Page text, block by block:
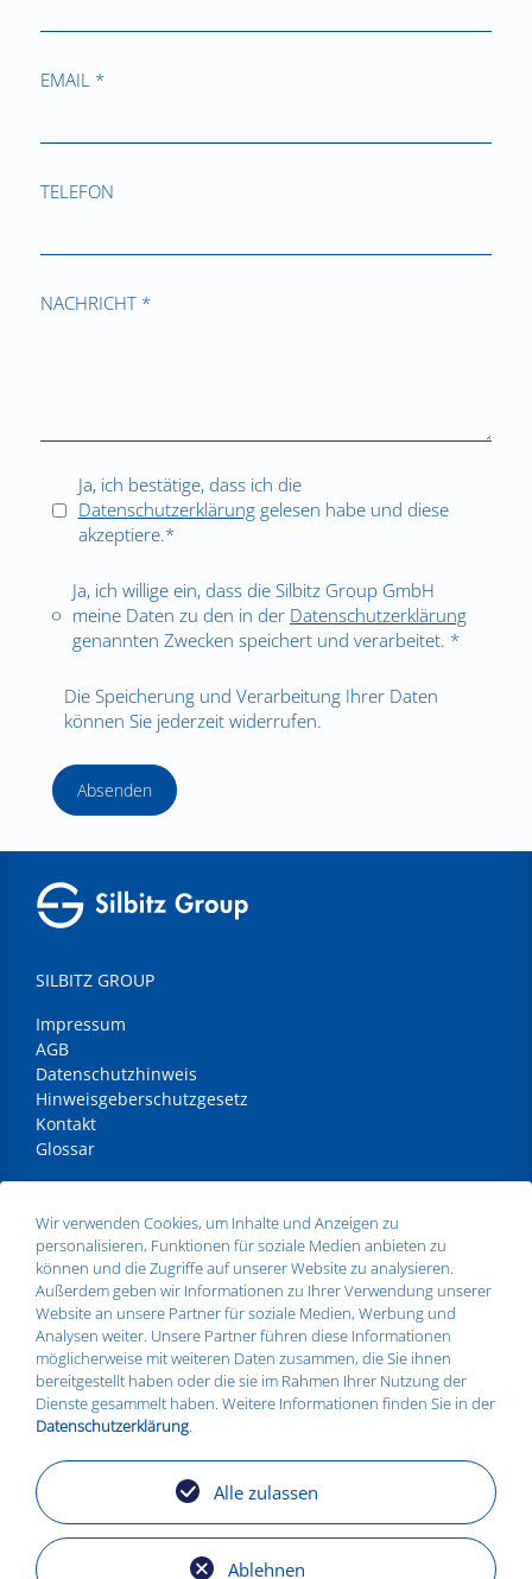
EMAIL *
TELEFON
NACHRICHT *
Ja, ich bestätige, dass ich die
Datenschutzerklärunggelesen habe und diese
akzeptiere.*
Ja, ich willige ein, dass die Silbitz Group GmbH
meine Daten zu den in der Datenschutzerklärung
genannten Zwecken speichert und verarbeitet. *
Die Speicherung und Verarbeitung Ihrer Daten
können Sie jederzeit widerrufen.
Absenden
SILBITZ GROUP
Impressum
AGB
Datenschutzhinweis
Hinweisgeberschutzgesetz
Kontakt
Glossar
ANSCHRIFT
Silbitz Group GmbH
Dr.- Maruschky - Straße 2
07613 Silbitz
Telefon:+49 36693 579010
E-Mail:info@silbitz-group.com
STANDORTE
Silbitz
Zeitz
Košice
Torgelow
Wir verwenden Cookies, um Inhalte und Anzeigen zu
personalisieren, Funktionen für soziale Medien anbieten zu
können und die Zugriffe auf unserer Website zu analysieren.
Außerdem geben wir Informationen zu Ihrer Verwendung unserer
Website an unsere Partner für soziale Medien, Werbung und
Analysen weiter. Unsere Partner führen diese Informationen
möglicherweise mit weiteren Daten zusammen, die Sie ihnen
bereitgestellt haben oder die sie im Rahmen Ihrer Nutzung der
Dienste gesammelt haben. Weitere Informationen finden Sie in der
Datenschutzerklärung.
Ablehnen
Alle zulassen